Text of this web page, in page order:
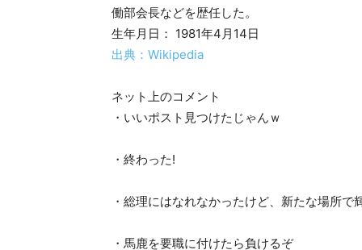
働部会長などを歴任した。
生年月日： 1981年4月14日
出典：Wikipedia
ネット上のコメント
・いいポスト見つけたじゃんｗ
・終わった!
・総理にはなれなかったけど、新たな場所で
・馬鹿を要職に付けたら負けるぞ